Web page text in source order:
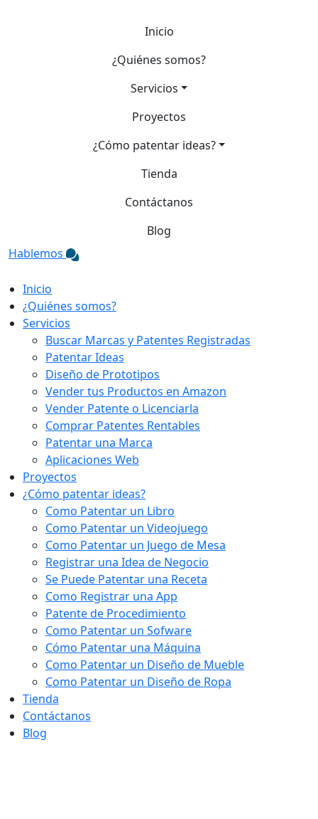
Inicio
¿Quiénes somos?
Servicios
Proyectos
¿Cómo patentar ideas?
Tienda
Contáctanos
Blog
Hablemos
Inicio
¿Quiénes somos?
Servicios
Buscar Marcas y Patentes Registradas
Patentar Ideas
Diseño de Prototipos
Vender tus Productos en Amazon
Vender Patente o Licenciarla
Comprar Patentes Rentables
Patentar una Marca
Aplicaciones Web
Proyectos
¿Cómo patentar ideas?
Como Patentar un Libro
Como Patentar un Videojuego
Como Patentar un Juego de Mesa
Registrar una Idea de Negocio
Se Puede Patentar una Receta
Como Registrar una App
Patente de Procedimiento
Como Patentar un Sofware
Cómo Patentar una Máquina
Como Patentar un Diseño de Mueble
Como Patentar un Diseño de Ropa
Tienda
Contáctanos
Blog